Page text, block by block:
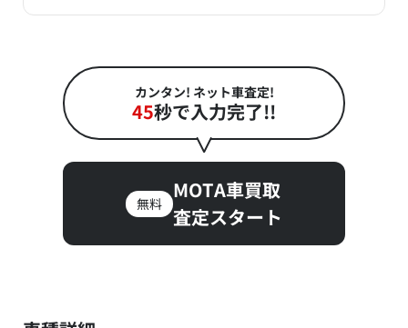
カンタン! ネット車査定!
45秒で入力完了!!
無料
MOTA車買取
査定スタート